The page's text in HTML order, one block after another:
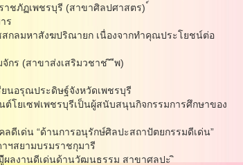
ภัฏเพชรบุรี (สาขาศิลปศาสตร)
ร
ลมหาสังฆปริณายก เนื่องจากทําคุณประโยชน์ต่อ
กร (สาขาส่งเสริมวชาช ิ ีพ)
นอรุณประดิษฐ์จังหวัดเพชรบุรี
โยเซฟเพชรบุรีเป็นผู้สนับสนุนกิจกรรมการศึกษาของ
เด่น “ด้านการอนุรักษ์ศิลปะสถาปัตยกรรมดีเด่น”
ฯสยามบรมราชกุมารี
ลงานดีเด่นด้านวัฒนธรรม สาขาศลปะ